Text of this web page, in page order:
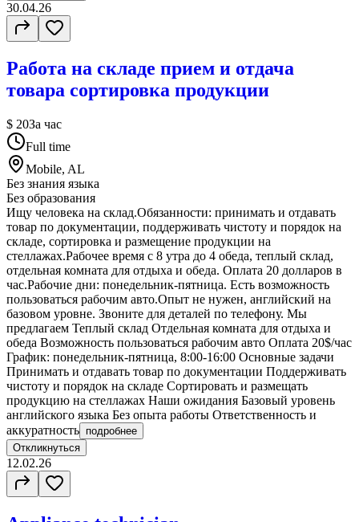
30.04.26
Работа на складе прием и отдача
товара сортировка продукции
$ 20За час
Full time
Mobile, AL
Без знания языка
Без образования
Ищу человека на склад.Обязанности: принимать и отдавать
товар по документации, поддерживать чистоту и порядок на
складе, сортировка и размещение продукции на
стеллажах.Рабочее время с 8 утра до 4 обеда, теплый склад,
отдельная комната для отдыха и обеда. Оплата 20 долларов в
час.Рабочие дни: понедельник-пятница. Есть возможность
пользоваться рабочим авто.Опыт не нужен, английский на
базовом уровне. Звоните для деталей по телефону. Мы
предлагаем Теплый склад Отдельная комната для отдыха и
обеда Возможность пользоваться рабочим авто Оплата 20$/час
График: понедельник-пятница, 8:00-16:00 Основные задачи
Принимать и отдавать товар по документации Поддерживать
чистоту и порядок на складе Сортировать и размещать
продукцию на стеллажах Наши ожидания Базовый уровень
английского языка Без опыта работы Ответственность и
аккуратность подробнее
Откликнуться
12.02.26